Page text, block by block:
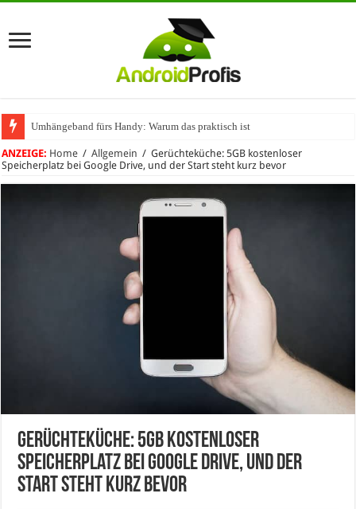
Umhängeband fürs Handy: Warum das praktisch ist
ANZEIGE: Home / Allgemein / Gerüchteküche: 5GB kostenloser
Speicherplatz bei Google Drive, und der Start steht kurz bevor
Gerüchteküche: 5GB kostenloser
Speicherplatz bei Google Drive, und der
Start steht kurz bevor